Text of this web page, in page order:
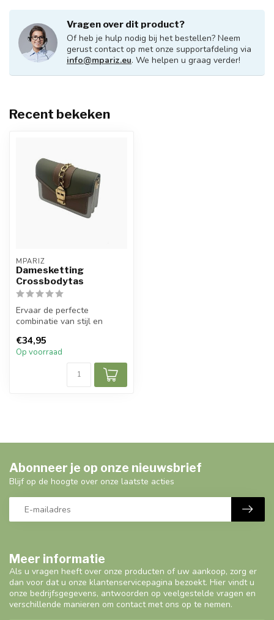
Vragen over dit product?
Of heb je hulp nodig bij het bestellen? Neem
gerust contact op met onze supportafdeling via
info@mpariz.eu. We helpen u graag verder!
Recent bekeken
MPARIZ
Damesketting
Crossbodytas
Ervaar de perfecte
combinatie van stijl en
Damesketti...
€34,95
Op voorraad
Meer informatie
Als u vragen heeft over onze producten of uw aankoop, zorg er
dan voor dat u onze klantenservicepagina bezoekt. Hier vindt u
onze bedrijfsgegevens, antwoorden op veelgestelde vragen en
verschillende manieren om contact met ons op te nemen.
Abonneer je op onze nieuwsbrief
Blijf op de hoogte over onze laatste acties